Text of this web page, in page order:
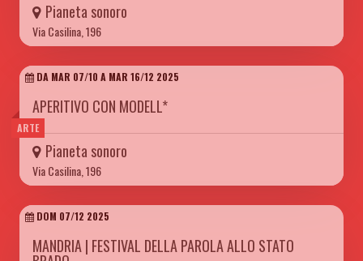
Pianeta sonoro
Via Casilina, 196
ARTE
DA MAR 07/10 A MAR 16/12 2025
APERITIVO CON MODELL*
Pianeta sonoro
Via Casilina, 196
DOM 07/12 2025
MANDRIA | FESTIVAL DELLA PAROLA ALLO STATO